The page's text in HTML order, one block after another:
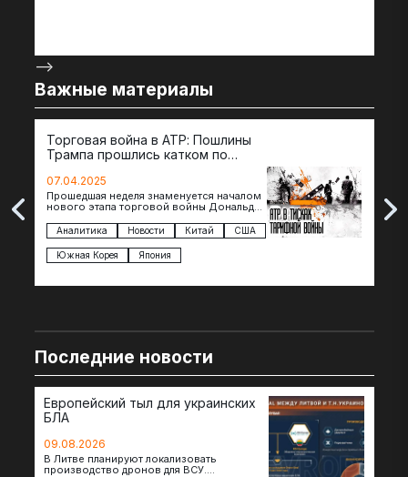
-->
Важные материалы
Торговая война в АТР: Пошлины
Трампа прошлись катком по
07.04.2025
Прошедшая неделя знаменуется началом
нового этапа торговой войны Дональда
импорта из более 100 стран…
Аналитика Новости Китай США
Южная Корея Япония
The
Последние новости
Европейский тыл для украинских
БЛА
09.08.2026
В Литве планируют локализовать
производство дронов для ВСУ.